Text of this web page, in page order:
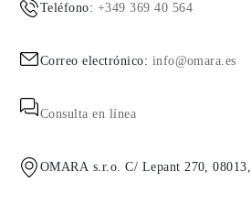
Teléfono: +349 369 40 564
Correo electrónico: info@omara.es
Consulta en línea
OMARA s.r.o. C/ Lepant 270,